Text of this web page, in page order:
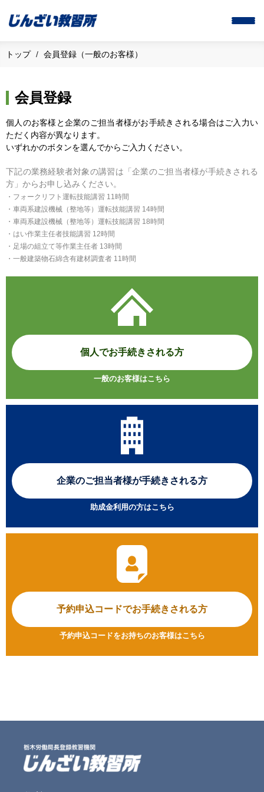
トップ 会員登録（一般のお客様）
会員登録
個人のお客様と企業のご担当者様がお手続きされる場合はご入力い
ただく内容が異なります。
いずれかのボタンを選んでからご入力ください。
下記の業務経験者対象の講習は「企業のご担当者様が手続きされる
方」からお申し込みください。
・フォークリフト運転技能講習 11時間
・車両系建設機械（整地等）運転技能講習 14時間
・車両系建設機械（整地等）運転技能講習 18時間
・はい作業主任者技能講習 12時間
・足場の組立て等作業主任者 13時間
・一般建築物石綿含有建材調査者 11時間
個人でお手続きされる方
一般のお客様はこちら
企業のご担当者様が手続きされる方
助成金利用の方はこちら
予約申込コードでお手続きされる方
予約申込コードをお持ちのお客様はこちら